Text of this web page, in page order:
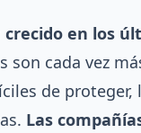
en los
son cada vez
de
Las